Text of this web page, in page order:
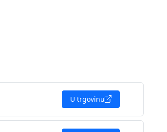
U trgovinu